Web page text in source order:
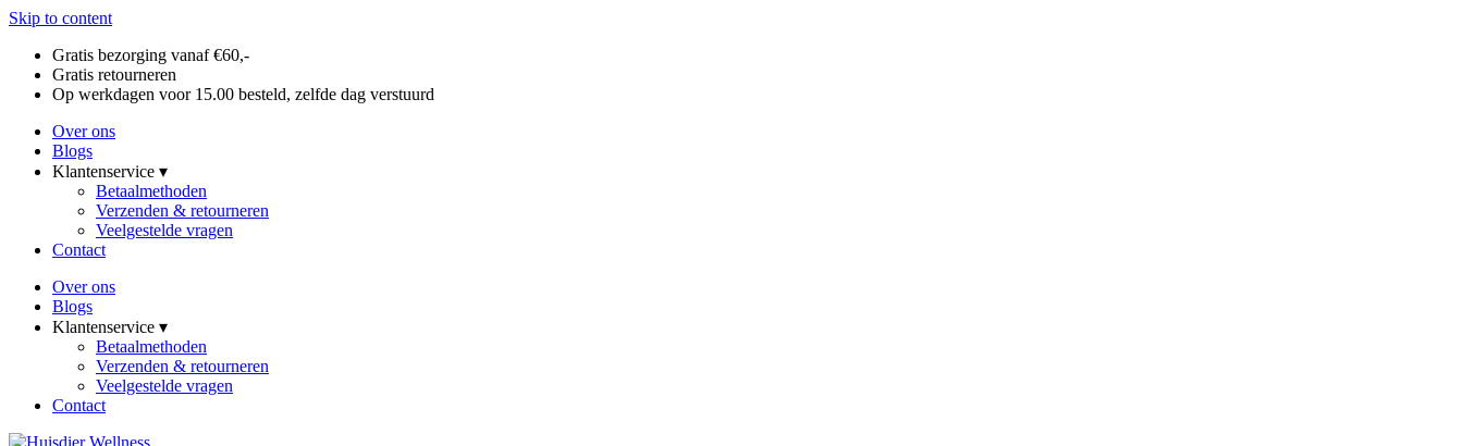
Skip to content
Gratis bezorging vanaf €60,-
Gratis retourneren
Op werkdagen voor 15.00 besteld, zelfde dag verstuurd
Over ons
Blogs
Klantenservice ▾
Betaalmethoden
Verzenden & retourneren
Veelgestelde vragen
Contact
Over ons
Blogs
Klantenservice ▾
Betaalmethoden
Verzenden & retourneren
Veelgestelde vragen
Contact